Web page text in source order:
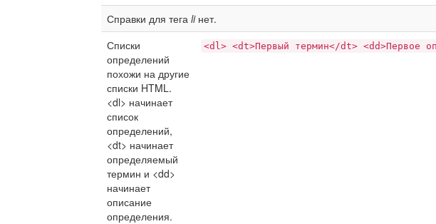
Справки для тега liнет.
Списки
определений
похожи на другие
списки HTML.
<dl> начинает
список
определений,
<dt> начинает
определяемый
термин и <dd>
начинает
описание
определения.
<dl> <dt>Первый термин</dt> <dd>Первое